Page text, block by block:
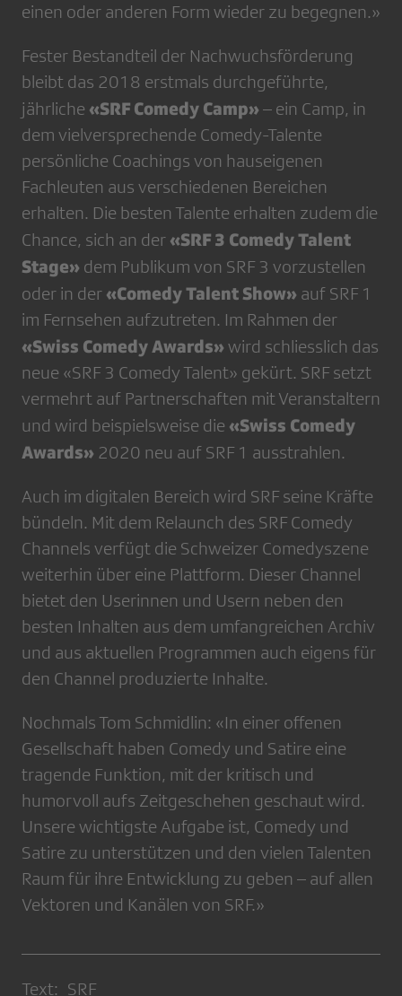
einen oder anderen Form wieder zu begegnen.»
Fester Bestandteil der Nachwuchsförderung
bleibt das 2018 erstmals durchgeführte,
jährliche «SRF Comedy Camp» – ein Camp, in
dem vielversprechende Comedy-Talente
persönliche Coachings von hauseigenen
Fachleuten aus verschiedenen Bereichen
erhalten. Die besten Talente erhalten zudem die
Chance, sich an der «SRF 3 Comedy Talent
Stage» dem Publikum von SRF 3 vorzustellen
oder in der «Comedy Talent Show» auf SRF 1
im Fernsehen aufzutreten. Im Rahmen der
«Swiss Comedy Awards» wird schliesslich das
neue «SRF 3 Comedy Talent» gekürt. SRF setzt
vermehrt auf Partnerschaften mit Veranstaltern
und wird beispielsweise die «Swiss Comedy
Awards» 2020 neu auf SRF 1 ausstrahlen.
Auch im digitalen Bereich wird SRF seine Kräfte
bündeln. Mit dem Relaunch des SRF Comedy
Channels verfügt die Schweizer Comedyszene
weiterhin über eine Plattform. Dieser Channel
bietet den Userinnen und Usern neben den
besten Inhalten aus dem umfangreichen Archiv
und aus aktuellen Programmen auch eigens für
den Channel produzierte Inhalte.
Nochmals Tom Schmidlin: «In einer offenen
Gesellschaft haben Comedy und Satire eine
tragende Funktion, mit der kritisch und
humorvoll aufs Zeitgeschehen geschaut wird.
Unsere wichtigste Aufgabe ist, Comedy und
Satire zu unterstützen und den vielen Talenten
Raum für ihre Entwicklung zu geben – auf allen
Vektoren und Kanälen von SRF.»
Text: SRF